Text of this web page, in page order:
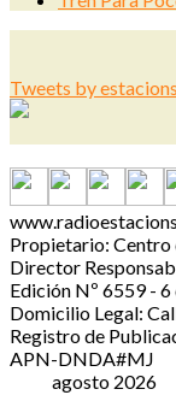
Tweets by
Propietario: Centro
Director
Edición Nº 6559 -
Domicilio Legal:
Registro de
APN-DNDA#MJ
agosto 2026